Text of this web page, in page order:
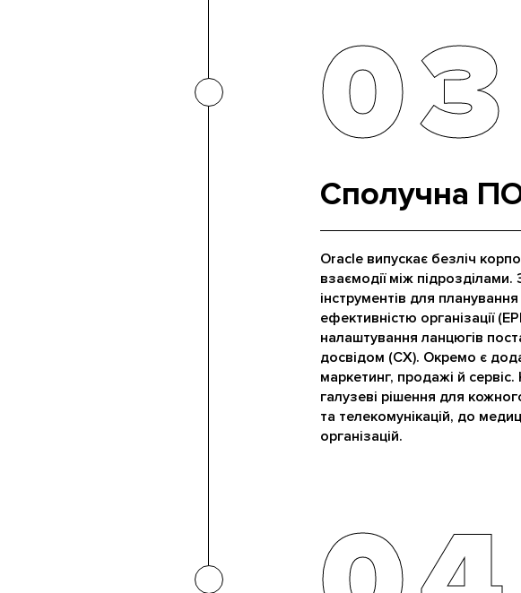
03
03
Сполучна
Oracle випускає безліч
взаємодії між
інструментів для
ефективністю організації
налаштування ланцюгів
досвідом (CX). Окремо є
маркетинг, продажі й
галузеві рішення для
та телекомунікацій, до
організацій.